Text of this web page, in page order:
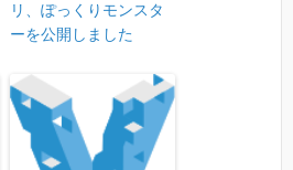
リ、ぽっくりモンスタ
ーを公開しました